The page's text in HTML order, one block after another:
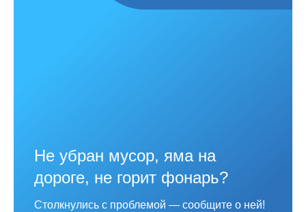
Не убран мусор, яма на
дороге, не горит фонарь?
Столкнулись с проблемой — сообщите о ней!